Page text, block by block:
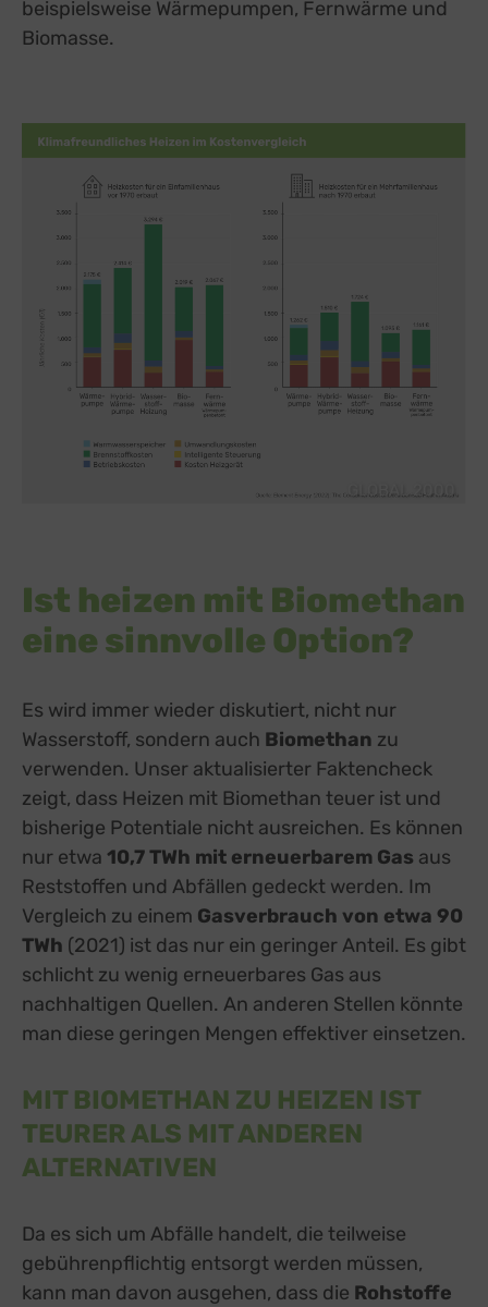
beispielsweise Wärmepumpen, Fernwärme und
Biomasse.
GLOBAL 2000
Ist heizen mit Biomethan
eine sinnvolle Option?
Es wird immer wieder diskutiert, nicht nur
Wasserstoff, sondern auch Biomethan zu
verwenden. Unser aktualisierter Faktencheck
zeigt, dass Heizen mit Biomethan teuer ist und
bisherige Potentiale nicht ausreichen. Es können
nur etwa 10,7 TWh mit erneuerbarem Gas aus
Reststoffen und Abfällen gedeckt werden. Im
Vergleich zu einem Gasverbrauch von etwa 90
TWh (2021) ist das nur ein geringer Anteil. Es gibt
schlicht zu wenig erneuerbares Gas aus
nachhaltigen Quellen. An anderen Stellen könnte
man diese geringen Mengen effektiver einsetzen.
MIT BIOMETHAN ZU HEIZEN IST
TEURER ALS MIT ANDEREN
ALTERNATIVEN
Da es sich um Abfälle handelt, die teilweise
gebührenpflichtig entsorgt werden müssen,
kann man davon ausgehen, dass die Rohstoffe